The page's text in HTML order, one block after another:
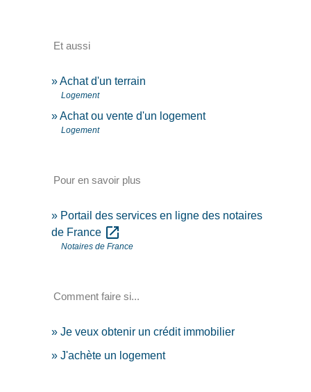
Et aussi
Achat d'un terrain
Logement
Achat ou vente d'un logement
Logement
Pour en savoir plus
Portail des services en ligne des notaires
de France open_in_new
Notaires de France
Comment faire si...
Je veux obtenir un crédit immobilier
J'achète un logement